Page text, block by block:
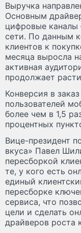
Выручка
Основным
цифровые
сети. По данным
клиентов к
месяца выросла
активная
продолжает
Конверсия в
пользователей
более чем в 1,5
процентных
Вице-президент
вкуса» Павел
пересборкой
те, у кого есть
единый
пересборке
сервиса, что
цели и сделать
драйверов роста